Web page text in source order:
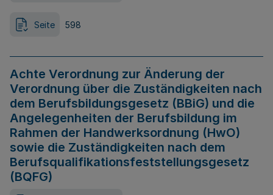
Seite 598
Achte Verordnung zur Änderung der
Verordnung über die Zuständigkeiten nach
dem Berufsbildungsgesetz (BBiG) und die
Angelegenheiten der Berufsbildung im
Rahmen der Handwerksordnung (HwO)
sowie die Zuständigkeiten nach dem
Berufsqualifikationsfeststellungsgesetz
(BQFG)